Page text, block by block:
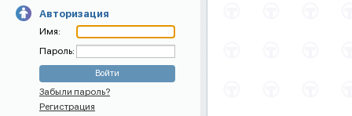
Авторизация
Имя:
Пароль:
Забыли пароль?
Регистрация